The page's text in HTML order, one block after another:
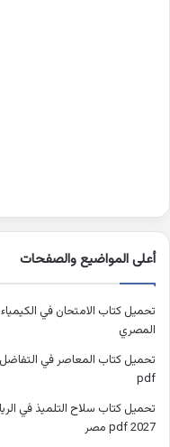
أعلى المواضيع والصفحات
المصري
pdf
تحميل كتاب سلاح التلميذ في
2027 pdf مصر